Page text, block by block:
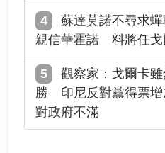
蘇達莫諾不尋求
親信華霍諾 料將任戈
觀察家：戈爾卡
勝 印尼反對黨得票增
對政府不滿